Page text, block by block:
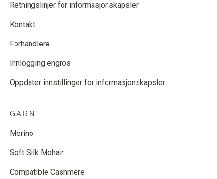
Retningslinjer for informasjonskapsler
Kontakt
Forhandlere
Innlogging engros
Oppdater innstillinger for informasjonskapsler
GARN
Merino
Soft Silk Mohair
Compatible Cashmere